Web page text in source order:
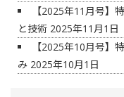
【2025年11月号】
と技術 2025年11月1日
【2025年10月号】
み 2025年10月1日